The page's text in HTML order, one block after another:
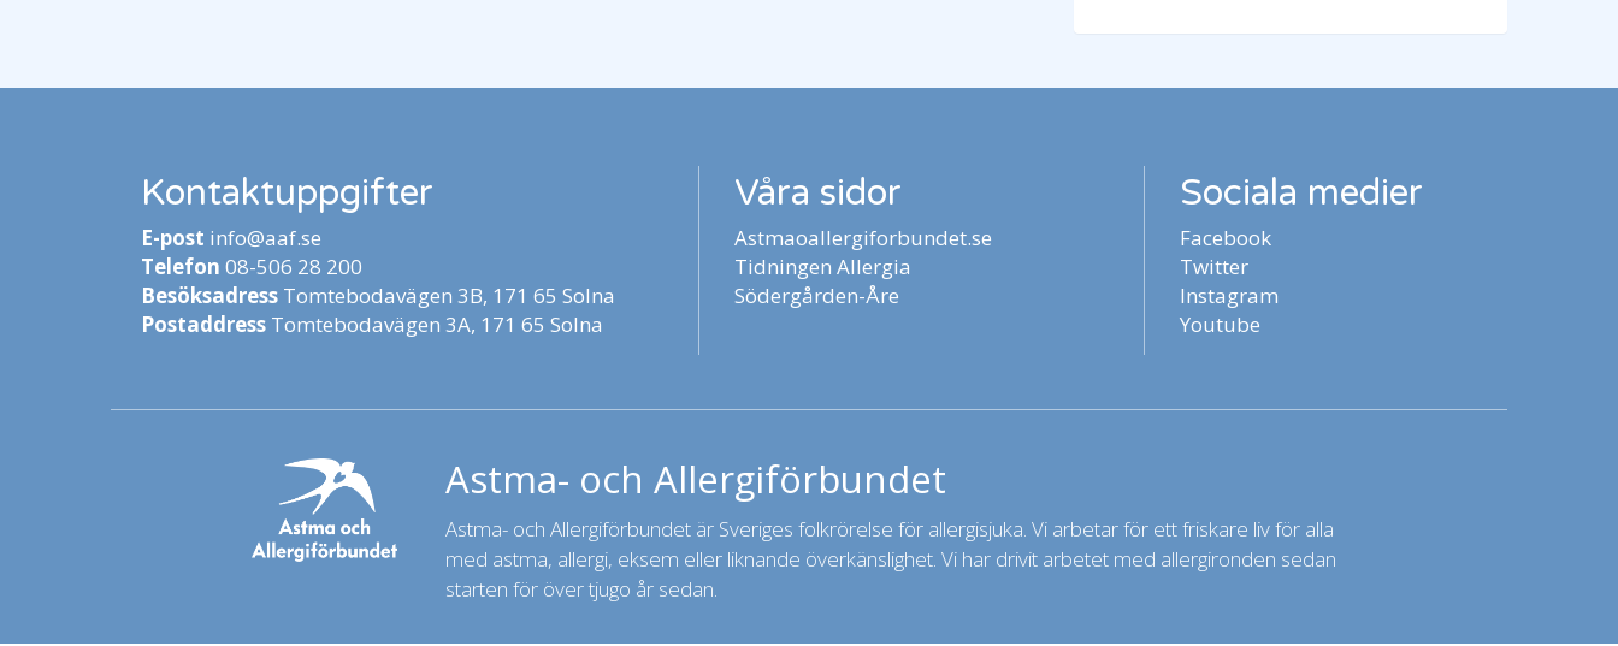
Kontaktuppgifter
E-post info@aaf.se
Telefon 08-506 28 200
Besöksadress Tomtebodavägen 3B, 171 65 Solna
Postaddress Tomtebodavägen 3A, 171 65 Solna
Våra sidor
Astmaoallergiforbundet.se
Tidningen Allergia
Södergården-Åre
Sociala medier
Facebook
Twitter
Instagram
Youtube
Astma- och Allergiförbundet
Astma- och Allergiförbundet är Sveriges folkrörelse för allergisjuka. Vi arbetar för ett friskare liv för alla
med astma, allergi, eksem eller liknande överkänslighet. Vi har drivit arbetet med allergironden sedan
starten för över tjugo år sedan.